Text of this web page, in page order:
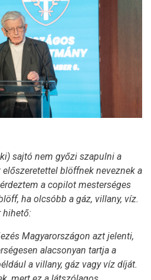
sajtó nem győzi szapulni a
blöffnek neveznek a
a copilot mesterséges
ha olcsóbb a gáz, villany, víz.
hihető:
Magyarországon azt jelenti,
alacsonyan tartja a
a villany, gáz vagy víz díját.